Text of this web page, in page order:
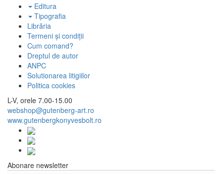
Editura
Tipografia
Librăria
Termeni și condiții
Cum comand?
Dreptul de autor
ANPC
Solutionarea litigiilor
Politica cookies
L-V, orele 7.00-15.00
webshop@gutenberg-art.ro
www.gutenbergkonyvesbolt.ro
Abonare newsletter